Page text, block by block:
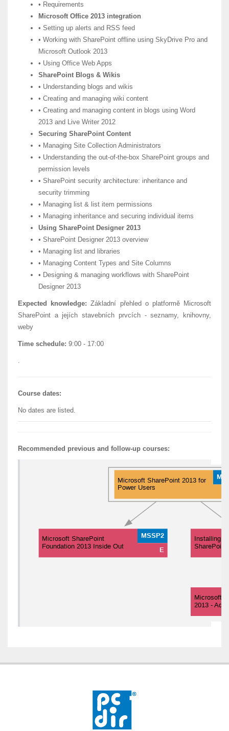
• Requirements
Microsoft Office 2013 integration
• Setting up alerts and RSS feed
• Working with SharePoint offline using SkyDrive Pro and
Microsoft Outlook 2013
• Using Office Web Apps
SharePoint Blogs & Wikis
• Understanding blogs and wikis
• Creating and managing wiki content
• Creating and managing content in blogs using Word
2013 and Live Writer 2012
Securing SharePoint Content
• Managing Site Collection Administrators
• Understanding the out-of-the-box SharePoint groups and
permission levels
• SharePoint security architecture: inheritance and
security trimming
• Managing list & list item permissions
• Managing inheritance and securing individual items
Using SharePoint Designer 2013
• SharePoint Designer 2013 overview
• Managing list and libraries
• Managing Content Types and Site Columns
• Designing & managing workflows with SharePoint
Designer 2013
Expected knowledge: Základní přehled o platformě Microsoft
SharePoint a jejích stavebních prvcích - seznamy, knihovny,
weby
Time schedule: 9:00 - 17:00
.
Course dates:
No dates are listed.
Recommended previous and follow-up courses: